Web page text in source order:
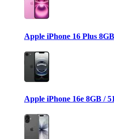
Apple iPhone 16 Plus
Apple iPhone 16e 8GB /